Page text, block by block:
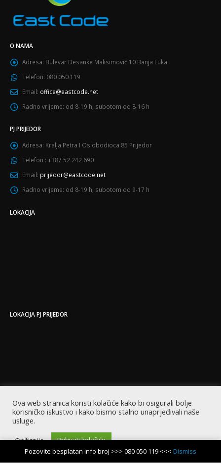
Pozovite besplatan info broj >>> 080 050 119 <<< Dismiss
O NAMA
Adresa: Bulevar Desanke Maksimović 10 Banja Luka
Telefon: 080 050 119
Email: office@eastcode.net
Radno vrijeme: od 8-19 h, subotom od 8-16 h
PJ PRIJEDOR
Adresa: Kralja Petra I Oslobodioca 85 Prijedor
Telefon : +387 52 242 690
Email: prijedor@eastcode.net
Radno vrijeme: od 8-19 h, subotom od 9-17 h
LOKACIJA
LOKACIJA PJ PRIJEDOR
Ova web stranica koristi kolačiće kako bi osigurali bolje
korisničko iskustvo i kako bismo stalno unaprjeđivali naše
usluge.
Opširnije
Prihvati kolačiće